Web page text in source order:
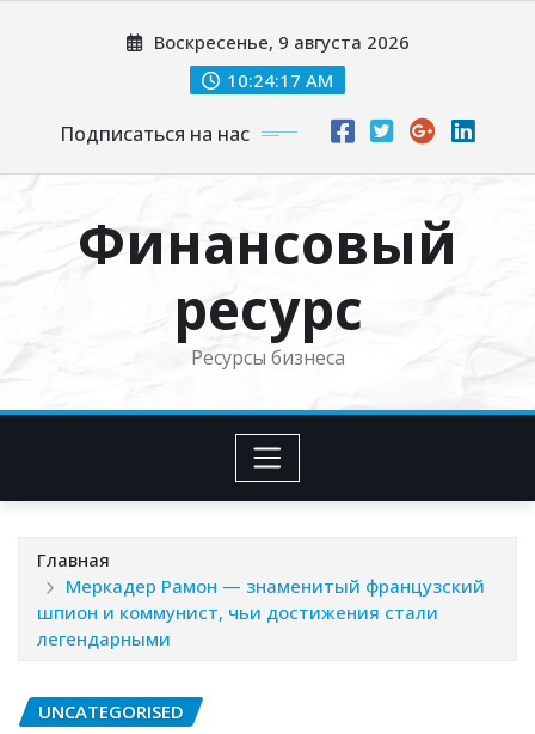
Воскресенье, 9 августа 2026
10:24:18 AM
Подписаться на нас
Финансовый
ресурс
Ресурсы бизнеса
Главная
Меркадер Рамон — знаменитый французский
шпион и коммунист, чьи достижения стали
легендарными
UNCATEGORISED